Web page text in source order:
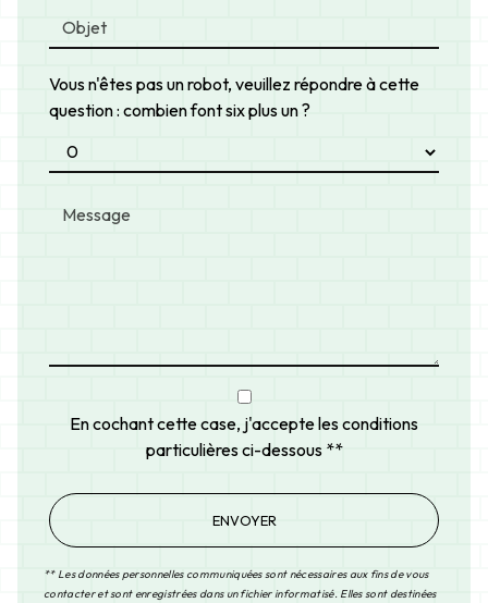
Vous n'êtes pas un robot, veuillez répondre à cette
question : combien font six plus un ?
En cochant cette case, j'accepte les conditions
particulières ci-dessous **
ENVOYER
** Les données personnelles communiquées sont nécessaires aux fins de vous
contacter et sont enregistrées dans un fichier informatisé. Elles sont destinées